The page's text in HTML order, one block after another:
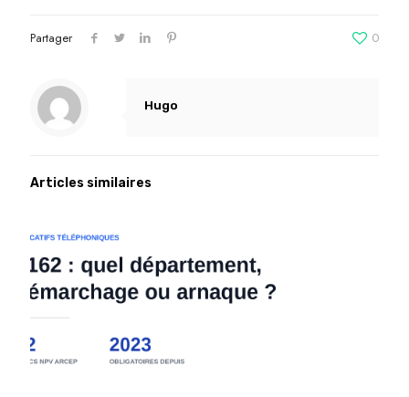
Partager 0
Hugo
Articles similaires